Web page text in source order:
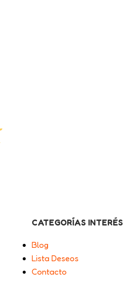
CATEGORÍAS INTERÉS
Blog
Lista Deseos
Contacto